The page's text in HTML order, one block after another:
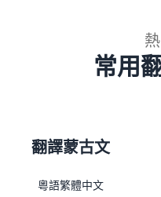
常用
翻譯蒙古文
粵語繁體中文